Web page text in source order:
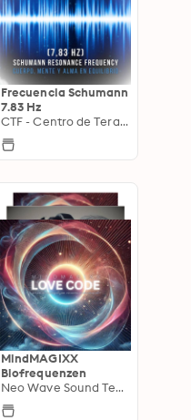
Frecuencia Schumann
7.83 Hz
CTF - Centro de Terapia de Frecuencia
MindMAGIXX
Biofrequenzen
Neo Wave Sound Technologie